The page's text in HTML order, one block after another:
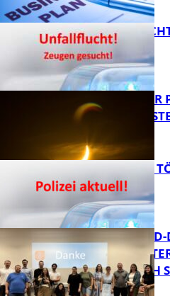
FB News
ZEUGEN
VORTRAG
PERSEIDEN
FB News
VERSUCHTES
ERMITTELT
ERFOLGREICH